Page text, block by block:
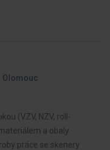
Olomouc
(VZV, NZV, roll-
a obaly
práce se skenery